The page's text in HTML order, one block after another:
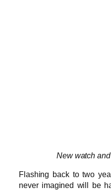
New watch
Flashing back to two
never imagined will be